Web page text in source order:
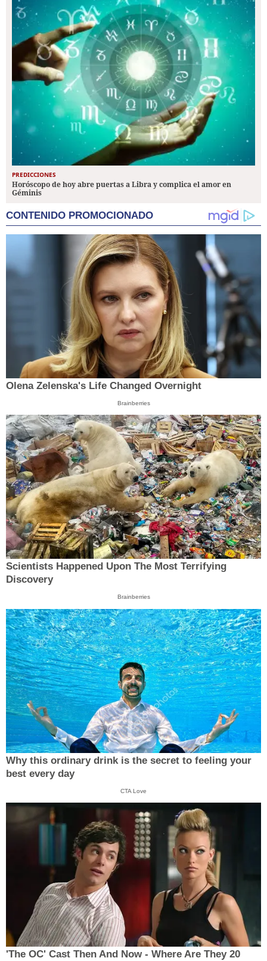
PREDICCIONES
Horóscopo de hoy abre puertas a Libra y complica el amor en
Géminis
CONTENIDO PROMOCIONADO
Olena Zelenska's Life Changed Overnight
Brainberries
Scientists Happened Upon The Most Terrifying
Discovery
Brainberries
Why this ordinary drink is the secret to feeling your
best every day
CTA Love
'The OC' Cast Then And Now - Where Are They 20